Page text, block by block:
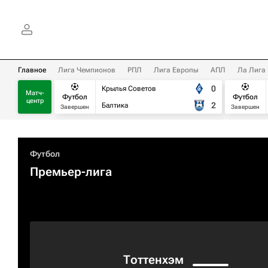
Главное Лига Чемпионов РПЛ Лига Европы АПЛ Ла Лига
Матч-
центр
Футбол
Завершен
Крылья Советов
Балтика
0
2
Футбол
Завершен
Футбол
Премьер-лига
Тоттенхэм